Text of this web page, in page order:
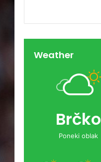
Weather
Brčko
Poneki oblak